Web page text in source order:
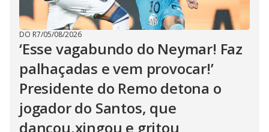
DO R7/05/08/2026
‘Esse vagabundo do Neymar! Faz
palhaçadas e vem provocar!’
Presidente do Remo detona o
jogador do Santos, que
dançou,xingou e gritou